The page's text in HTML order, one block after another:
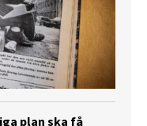
plan ska få